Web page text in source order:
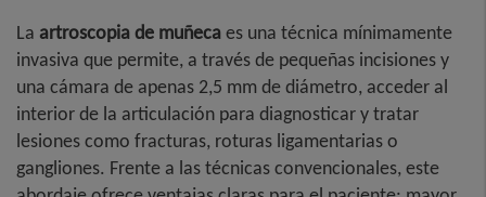
La artroscopia de muñecaes una técnica mínimamente
invasiva que permite, a través de pequeñas incisiones y
una cámara de apenas 2,5 mm de diámetro, acceder al
interior de la articulación para diagnosticar y tratar
lesiones como fracturas, roturas ligamentarias o
gangliones. Frente a las técnicas convencionales, este